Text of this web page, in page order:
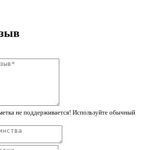
не поддерживается! Используйте обычный